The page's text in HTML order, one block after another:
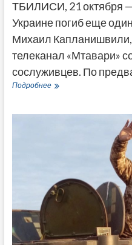
ТБИЛИСИ, 21 октября
Украине погиб еще
Михаил
телеканал «Мтавари»
сослуживцев. По
ПодробнееВ
еще
Капланишвили